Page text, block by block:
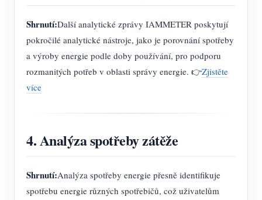
Shrnutí:Další analytické zprávy IAMMETER poskytují
pokročilé analytické nástroje, jako je porovnání spotřeby
a výroby energie podle doby používání, pro podporu
rozmanitých potřeb v oblasti správy energie. 👉Zjistěte
více
4. Analýza spotřeby zátěže
Shrnutí:Analýza spotřeby energie přesně identifikuje
spotřebu energie různých spotřebičů, což uživatelům